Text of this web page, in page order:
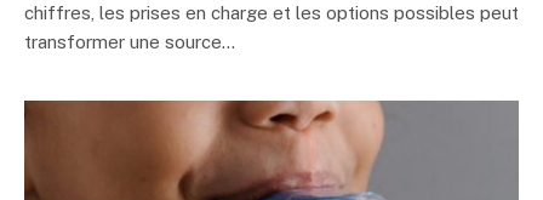
chiffres, les prises en charge et les options possibles peut
transformer une source…